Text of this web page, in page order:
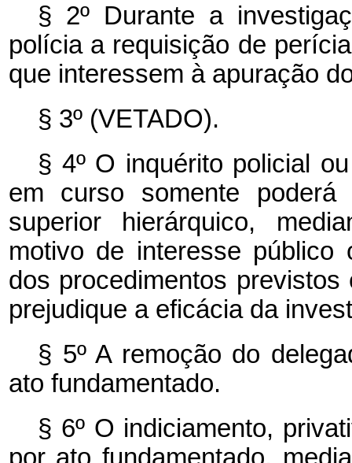
§ 2º Durante a
polícia a requisição de
que interessem à apuração
§ 3º (VETADO).
§ 4º O inquérito policial
em curso somente
superior hierárquico,
motivo de interesse público
dos procedimentos
prejudique a eficácia da
§ 5º A remoção do
ato fundamentado.
§ 6º O indiciamento,